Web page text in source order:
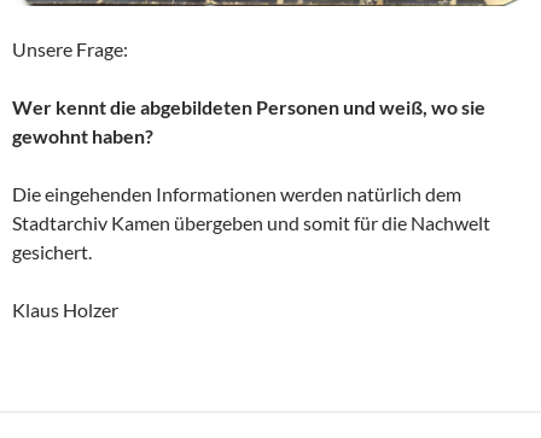
Unsere Frage:
Wer kennt die abgebildeten Personen und weiß, wo sie
gewohnt haben?
Die eingehenden Informationen werden natürlich dem
Stadtarchiv Kamen übergeben und somit für die Nachwelt
gesichert.
Klaus Holzer